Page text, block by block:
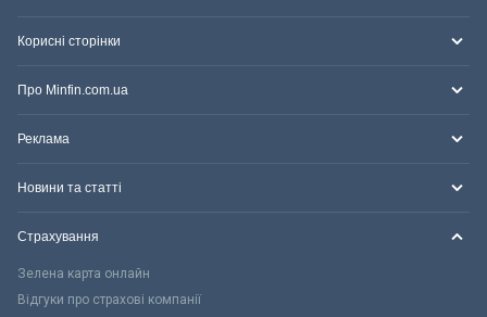
Корисні сторінки
Про Minfin.com.ua
Реклама
Новини та статті
Страхування
Зелена карта онлайн
Відгуки про страхові компанії